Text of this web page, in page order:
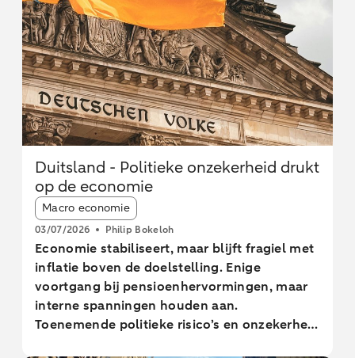
Duitsland - Politieke onzekerheid drukt
op de economie
Article tags:
Macro economie
03/07/2026 Philip Bokeloh
Economie stabiliseert, maar blijft fragiel met
inflatie boven de doelstelling. Enige
voortgang bij pensioenhervormingen, maar
interne spanningen houden aan.
Toenemende politieke risico’s en onzekerheid